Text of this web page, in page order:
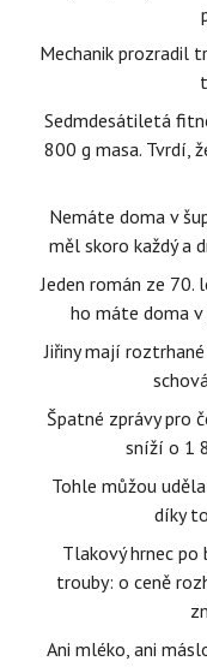
Mechanik prozradil
Sedmdesátiletá
800 g masa. Tvrdí,
Nemáte doma v
měl skoro každý a
Jeden román ze
ho máte doma
Jiřiny mají
Špatné zprávy pro
sníží o 1
Tohle můžou
díky
Tlakový hrnec po
trouby: o ceně
Ani mléko, ani